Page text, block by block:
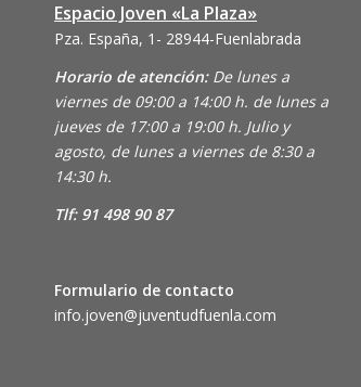
Espacio Joven «La Plaza»
Pza. España, 1- 28944-Fuenlabrada
Horario de atención: De lunes a
viernes de 09:00 a 14:00 h. de lunes a
jueves de 17:00 a 19:00 h. Julio y
agosto, de lunes a viernes de 8:30 a
14:30 h.
Tlf: 91 498 90 87
Formulario de contacto
info.joven@juventudfuenla.com